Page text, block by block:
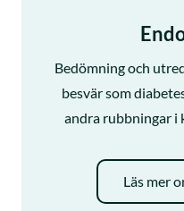
Bedömning och
besvär som
andra rubbningar i
Läs mer